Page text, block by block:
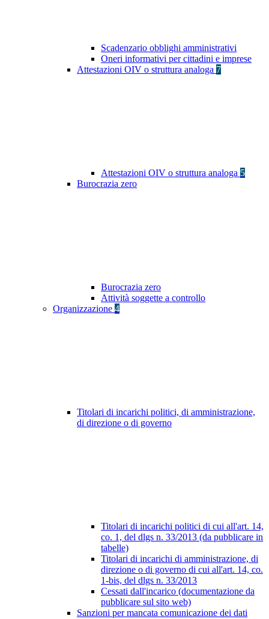
Scadenzario obblighi amministrativi
Oneri informativi per cittadini e imprese
Attestazioni OIV o struttura analoga 7
Attestazioni OIV o struttura analoga 5
Burocrazia zero
Burocrazia zero
Attività soggette a controllo
Organizzazione 4
Titolari di incarichi politici, di amministrazione,
di direzione o di governo
Titolari di incarichi politici di cui all'art. 14,
co. 1, del dlgs n. 33/2013 (da pubblicare in
tabelle)
Titolari di incarichi di amministrazione, di
direzione o di governo di cui all'art. 14, co.
1-bis, del dlgs n. 33/2013
Cessati dall'incarico (documentazione da
pubblicare sul sito web)
Sanzioni per mancata comunicazione dei dati